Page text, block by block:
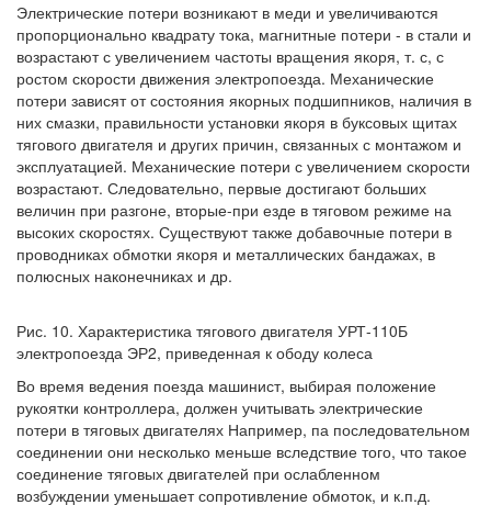
Электрические потери возникают в меди и увеличиваются
пропорционально квадрату тока, магнитные потери - в стали и
возрастают с увеличением частоты вращения якоря, т. с, с
ростом скорости движения электропоезда. Механические
потери зависят от состояния якорных подшипников, наличия в
них смазки, правильности установки якоря в буксовых щитах
тягового двигателя и других причин, связанных с монтажом и
эксплуатацией. Механические потери с увеличением скорости
возрастают. Следовательно, первые достигают больших
величин при разгоне, вторые-при езде в тяговом режиме на
высоких скоростях. Существуют также добавочные потери в
проводниках обмотки якоря и металлических бандажах, в
полюсных наконечниках и др.
Рис. 10. Характеристика тягового двигателя УРТ-110Б
электропоезда ЭР2, приведенная к ободу колеса
Во время ведения поезда машинист, выбирая положение
рукоятки контроллера, должен учитывать электрические
потери в тяговых двигателях Например, па последовательном
соединении они несколько меньше вследствие того, что такое
соединение тяговых двигателей при ослабленном
возбуждении уменьшает сопротивление обмоток, и к.п.д.